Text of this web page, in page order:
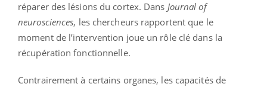
réparer des lésions du cortex. Dans Journal of
neurosciences, les chercheurs rapportent que le
moment de l’intervention joue un rôle clé dans la
récupération fonctionnelle.
Contrairement à certains organes, les capacités de